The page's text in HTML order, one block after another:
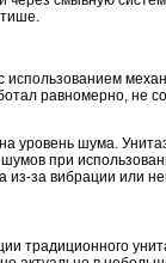
равномерно, не
на уровень шума.
при
за вибрации или
традиционного